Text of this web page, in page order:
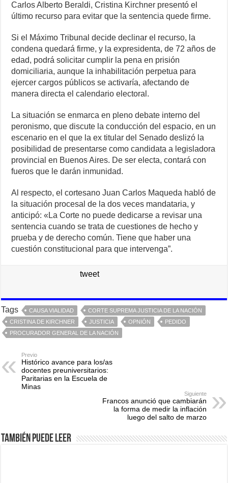
Carlos Alberto Beraldi, Cristina Kirchner presentó el
último recurso para evitar que la sentencia quede firme.
Si el Máximo Tribunal decide declinar el recurso, la
condena quedará firme, y la expresidenta, de 72 años de
edad, podrá solicitar cumplir la pena en prisión
domiciliaria, aunque la inhabilitación perpetua para
ejercer cargos públicos se activaría, afectando de
manera directa el calendario electoral.
La situación se enmarca en pleno debate interno del
peronismo, que discute la conducción del espacio, en un
escenario en el que la ex titular del Senado deslizó la
posibilidad de presentarse como candidata a legisladora
provincial en Buenos Aires. De ser electa, contará con
fueros que le darán inmunidad.
Al respecto, el cortesano Juan Carlos Maqueda habló de
la situación procesal de la dos veces mandataria, y
anticipó: «La Corte no puede dedicarse a revisar una
sentencia cuando se trata de cuestiones de hecho y
prueba y de derecho común. Tiene que haber una
cuestión constitucional para que intervenga”.
tweet
Tags CAUSA VIALIDAD
CORTE SUPREMA JUSTICIA DE LA NACIÓN
CRISTINA DE KIRCHNER
JUSTICIA OPNIÓN
PEDIDO
PROCURADOR GENERAL DE LA NACIÓN
Previo
Histórico avance para los/as
docentes preuniversitarios:
Paritarias en la Escuela de
Minas
Siguiente
Francos anunció que cambiarán
la forma de medir la inflación
luego del salto de marzo
También puede leer